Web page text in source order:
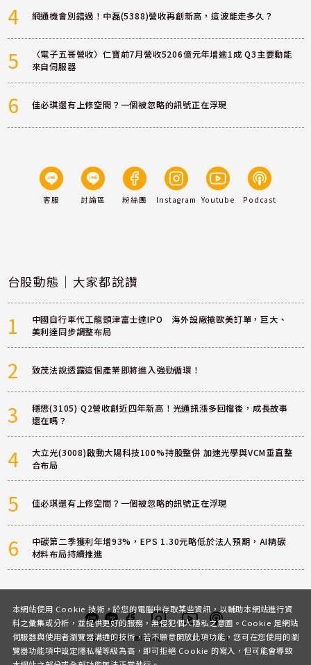
4 網通機會別錯過！中磊(5388)營收再創新高，這波能走多久？
5
〈電子五哥營收〉仁寶前7月營收5206億元年增逾1成 Q3主要動能
來自伺服器
6 佳必琪還有上修空間？一個被忽略的訊號正在浮現
客服 討論區 粉絲團 Instagram Youtube Podcast
台股動態｜大家都說讚
1
中國自行車代工龍頭津富士達IPO 海外設廠搶歐美訂單，巨大、
美利達同步調整布局
2 致茂法說透露這個產業即將進入強勁循環！
3
穩懋(3105) Q2營收創近四年新高！光通訊漲多回檔後，成長故事
還在嗎？
4
大立光(3008)啟動大陽科技100%持股整併 加速光學與VCM垂直整
合布局
5 佳必琪還有上修空間？一個被忽略的訊號正在浮現
6
中碳第二季獲利年增93%，EPS 1.30元略低於法人預期，AI精碳
材料布局持續推進
客服 討論區粉絲團InstagramYoutubePodcast
本網站使用 Cookie 技術，於您的電腦中存取某些資訊，以輔助本網站進行資
料之彙集或分析，並提供更好的服務，無侵犯個人隱私之意圖。Cookie 是網站
伺服器與使用者瀏覽器溝通的技術，若不願意開放此項功能，您可在您使用的瀏
覽器功能項中設定隱私權等級為高，即可拒絕 Cookie 的寫入，但可能會導致